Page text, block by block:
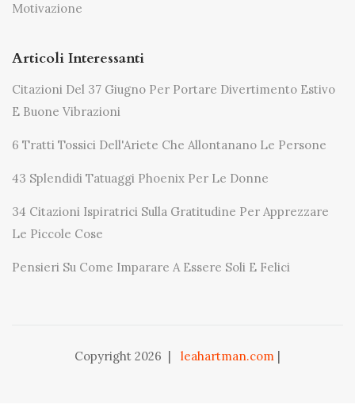
Motivazione
Articoli Interessanti
Citazioni Del 37 Giugno Per Portare Divertimento Estivo
E Buone Vibrazioni
6 Tratti Tossici Dell'Ariete Che Allontanano Le Persone
43 Splendidi Tatuaggi Phoenix Per Le Donne
34 Citazioni Ispiratrici Sulla Gratitudine Per Apprezzare
Le Piccole Cose
Pensieri Su Come Imparare A Essere Soli E Felici
Copyright 2026 | leahartman.com |